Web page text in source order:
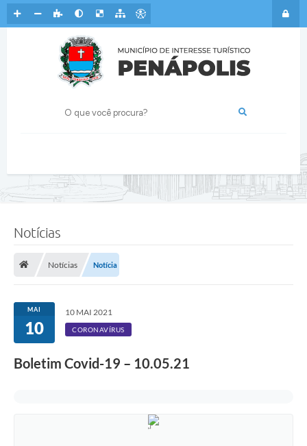
Notícias
Notícias Notícia
MAI
10
10 MAI 2021
CORONAVÍRUS
Boletim Covid-19 – 10.05.21